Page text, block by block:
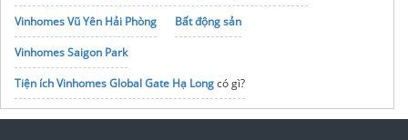
Vinhomes Vũ Yên Hải Phòng
Bất động sản
Vinhomes Saigon Park
Tiện ích Vinhomes Global Gate Hạ Longcó gì?
Coastal Quảng Ngãi